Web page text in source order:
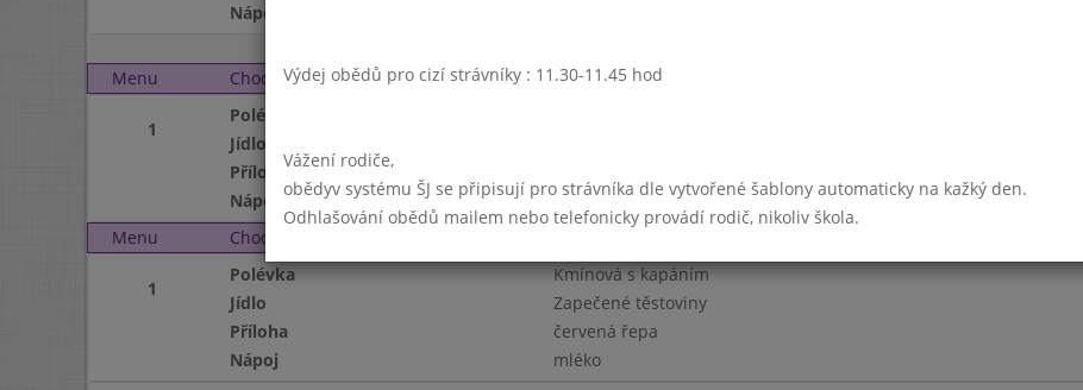
Nápoj
Menu
Chod Pondělí 5. 6. 2000
1
Polévka
Jídlo
Příloha
Nápoj
mléko s příchutí
Menu
Chod
1
Polévka
Kmínová s kapáním
Jídlo
Zapečené těstoviny
Příloha
červená řepa
Nápoj
mléko
Výdej obědů pro cizí strávníky : 11.30-11.45 hod
Vážení rodiče,
obědyv systému ŠJ se připisují pro strávníka dle vytvořené šablony automaticky na kažký den.
Odhlašování obědů mailem nebo telefonicky provádí rodič, nikoliv škola.